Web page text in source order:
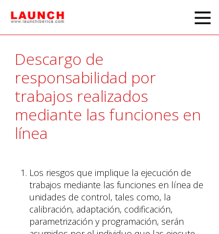
Descargo de
responsabilidad por
trabajos realizados
mediante las funciones en
línea
Los riesgos que implique la ejecución de
trabajos mediante las funciones en línea de
unidades de control, tales como, la
calibración, adaptación, codificación,
parametrización y programación, serán